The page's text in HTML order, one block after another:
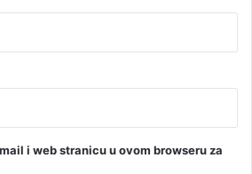
i web stranicu u ovom browseru za